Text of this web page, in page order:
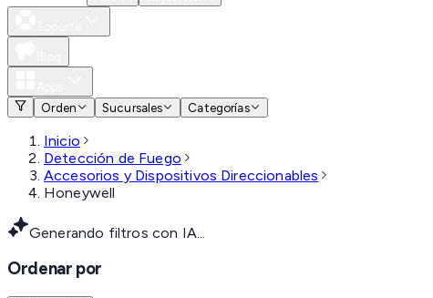
Orden
Sucursales Categorías
Inicio
Detección de Fuego
Accesorios y Dispositivos Direccionables
Honeywell
Generando filtros con IA...
Ordenar por